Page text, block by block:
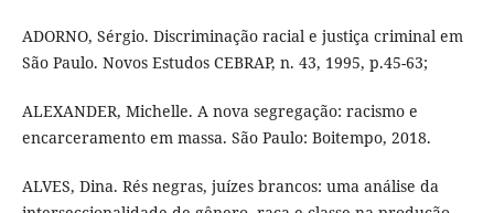
ADORNO, Sérgio. Discriminação racial e justiça criminal em
São Paulo. Novos Estudos CEBRAP, n. 43, 1995, p.45-63;
ALEXANDER, Michelle. A nova segregação: racismo e
encarceramento em massa. São Paulo: Boitempo, 2018.
ALVES, Dina. Rés negras, juízes brancos: uma análise da